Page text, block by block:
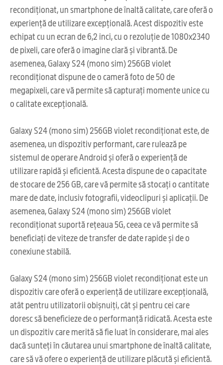
recondiționat, un smartphone de înaltă calitate, care oferă o
experiență de utilizare excepțională. Acest dispozitiv este
echipat cu un ecran de 6,2 inci, cu o rezoluție de 1080x2340
de pixeli, care oferă o imagine clară și vibrantă. De
asemenea, Galaxy S24 (mono sim) 256GB violet
recondiționat dispune de o cameră foto de 50 de
megapixeli, care vă permite să capturați momente unice cu
o calitate excepțională.
Galaxy S24 (mono sim) 256GB violet recondiționat este, de
asemenea, un dispozitiv performant, care rulează pe
sistemul de operare Android și oferă o experiență de
utilizare rapidă și eficientă. Acesta dispune de o capacitate
de stocare de 256 GB, care vă permite să stocați o cantitate
mare de date, inclusiv fotografii, videoclipuri și aplicații. De
asemenea, Galaxy S24 (mono sim) 256GB violet
recondiționat suportă rețeaua 5G, ceea ce vă permite să
beneficiați de viteze de transfer de date rapide și de o
conexiune stabilă.
Galaxy S24 (mono sim) 256GB violet recondiționat este un
dispozitiv care oferă o experiență de utilizare excepțională,
atât pentru utilizatorii obișnuiți, cât și pentru cei care
doresc să beneficieze de o performanță ridicată. Acesta este
un dispozitiv care merită să fie luat în considerare, mai ales
dacă sunteți în căutarea unui smartphone de înaltă calitate,
care să vă ofere o experiență de utilizare plăcută și eficientă.